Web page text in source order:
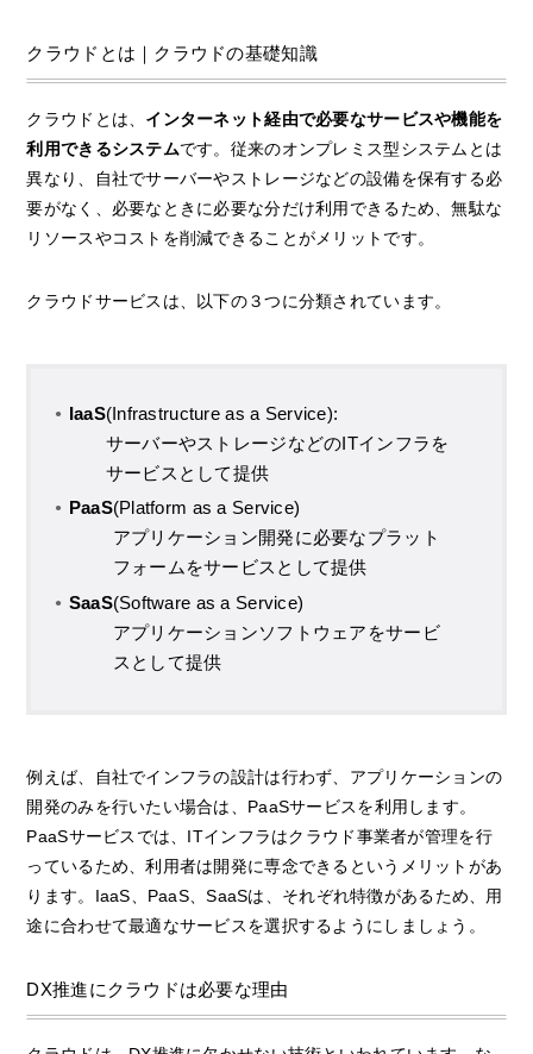
クラウドとは｜クラウドの基礎知識
クラウドとは、 インターネット経由で必要なサービスや機能を
利用できるシステムです。従来のオンプレミス型システムとは
異なり、自社でサーバーやストレージなどの設備を保有する必
要がなく、必要なときに必要な分だけ利用できるため、無駄な
リソースやコストを削減できることがメリットです。
クラウドサービスは、以下の３つに分類されています。
IaaS(Infrastructure as a Service):
サーバーやストレージなどのITインフラを
サービスとして提供
PaaS(Platform as a Service)
アプリケーション開発に必要なプラット
フォームをサービスとして提供
SaaS(Software as a Service)
アプリケーションソフトウェアをサービ
スとして提供
例えば、自社でインフラの設計は行わず、アプリケーションの
開発のみを行いたい場合は、PaaSサービスを利用します。
PaaSサービスでは、ITインフラはクラウド事業者が管理を行
っているため、利用者は開発に専念できるというメリットがあ
ります。IaaS、PaaS、SaaSは、それぞれ特徴があるため、用
途に合わせて最適なサービスを選択するようにしましょう。
DX推進にクラウドは必要な理由